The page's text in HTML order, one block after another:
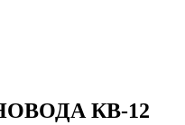
КВ-12